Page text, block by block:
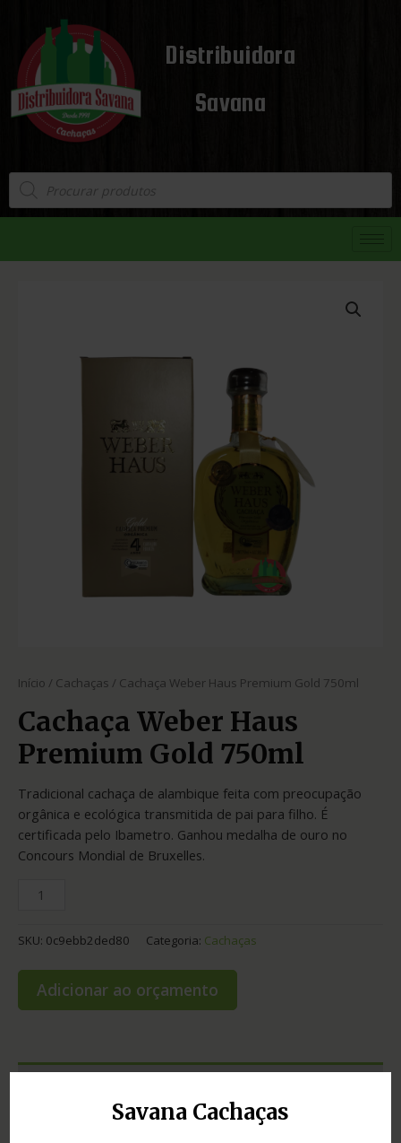
Savana Cachaças
Distribuidora
Savana
Início / Cachaças / Cachaça Weber Haus Premium Gold 750ml
Cachaça Weber Haus
Premium Gold 750ml
Tradicional cachaça de alambique feita com preocupação
orgânica e ecológica transmitida de pai para filho. É
certificada pelo Ibametro. Ganhou medalha de ouro no
Concours Mondial de Bruxelles.
SKU: 0c9ebb2ded80 Categoria: Cachaças
Adicionar ao orçamento